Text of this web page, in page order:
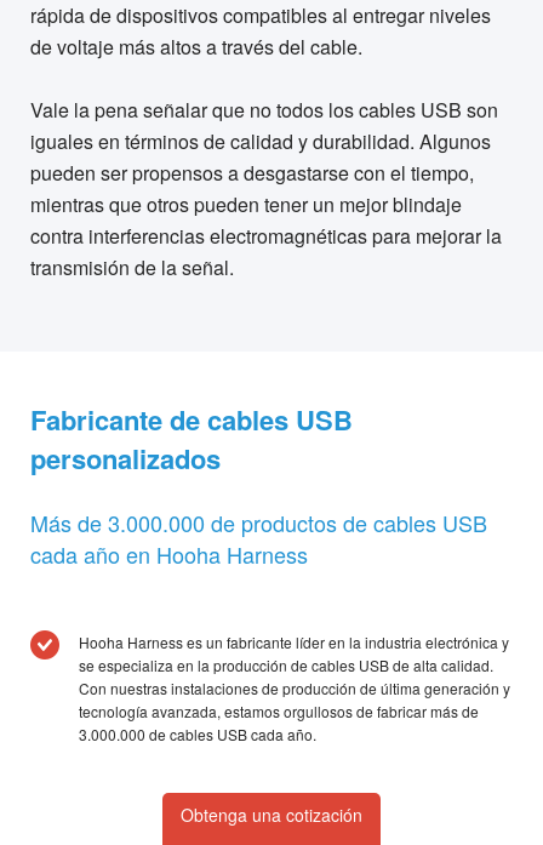
rápida de dispositivos compatibles al entregar niveles
de voltaje más altos a través del cable.
Vale la pena señalar que no todos los cables USB son
iguales en términos de calidad y durabilidad. Algunos
pueden ser propensos a desgastarse con el tiempo,
mientras que otros pueden tener un mejor blindaje
contra interferencias electromagnéticas para mejorar la
transmisión de la señal.
Fabricante de cables USB
personalizados
Más de 3.000.000 de productos de cables USB
cada año en Hooha Harness
Hooha Harness es un fabricante líder en la industria electrónica y
se especializa en la producción de cables USB de alta calidad.
Con nuestras instalaciones de producción de última generación y
tecnología avanzada, estamos orgullosos de fabricar más de
3.000.000 de cables USB cada año.
Obtenga una cotización